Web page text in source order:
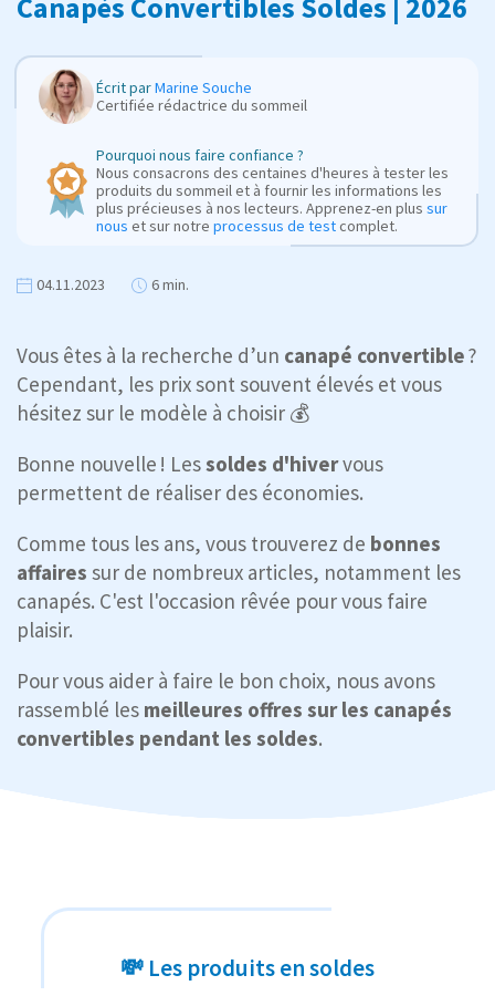
Écrit parMarine Souche
Certifiée rédactrice du sommeil
Pourquoi nous faire confiance ?
Nous consacrons des centaines d'heures à tester les
produits du sommeil et à fournir les informations les
plus précieuses à nos lecteurs. Apprenez-en plus sur
nous et sur notre processus de testcomplet.
04.11.2023 6 min.
Vous êtes à la recherche d’un canapé convertible?
Cependant, les prix sont souvent élevés et vous
hésitez sur le modèle à choisir 💰
Bonne nouvelle ! Lessoldes d'hivervous
permettent de réaliser des économies.
Comme tous les ans, vous trouverez de bonnes
affaires sur de nombreux articles, notamment les
canapés. C'est l'occasion rêvée pour vous faire
plaisir.
Pour vous aider à faire le bon choix, nous avons
rassemblé les meilleures offres sur les canapés
convertibles pendant les soldes.
💸 Les produits en soldes